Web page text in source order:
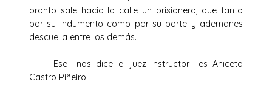
pronto sale hacia la calle un prisionero, que tanto
por su indumento como por su porte y ademanes
descuella entre los demás.
– Ese -nos dice el juez instructor- es Aniceto
Castro Piñeiro.